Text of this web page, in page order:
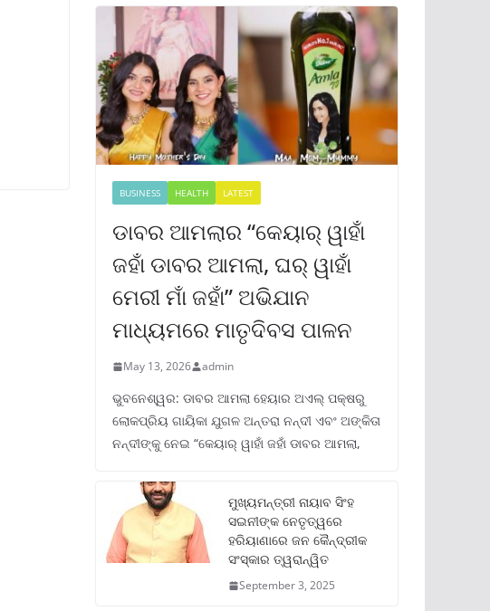
BUSINESS HEALTH LATEST
ଡାବର ଆମଲାର “କେୟାର୍ ୱାହାଁ
ଜହାଁ ଡାବର ଆମଲା, ଘର୍ ୱାହାଁ
ମେରୀ ମାଁ ଜହାଁ” ଅଭିଯାନ
ମାଧ୍ୟମରେ ମାତୃଦିବସ ପାଳନ
May 13, 2026 admin
ଭୁବନେଶ୍ୱର: ଡାବର ଆମଲା ହେୟାର ଅଏଲ୍ ପକ୍ଷରୁ
ଲୋକପ୍ରିୟ ଗାୟିକା ଯୁଗଳ ଅନ୍ତରା ନନ୍ଦୀ ଏବଂ ଅଙ୍କିତା
ନନ୍ଦୀଙ୍କୁ ନେଇ “କେୟାର୍ ୱାହାଁ ଜହାଁ ଡାବର ଆମଲା,
ମୁଖ୍ୟମନ୍ତ୍ରୀ ନାୟାବ ସିଂହ
ସଇନୀଙ୍କ ନେତୃତ୍ୱରେ
ହରିୟାଣାରେ ଜନ କୈନ୍ଦ୍ରୀକ
ସଂସ୍କାର ତ୍ୱରାନ୍ୱିତ
September 3, 2025